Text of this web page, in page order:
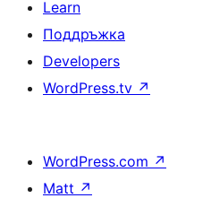
Learn
Поддръжка
Developers
WordPress.tv ↗
WordPress.com ↗
Matt ↗